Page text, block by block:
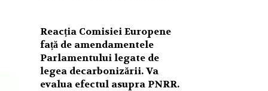
Reacția Comisiei Europene
față de amendamentele
Parlamentului legate de
legea decarbonizării. Va
evalua efectul asupra PNRR.